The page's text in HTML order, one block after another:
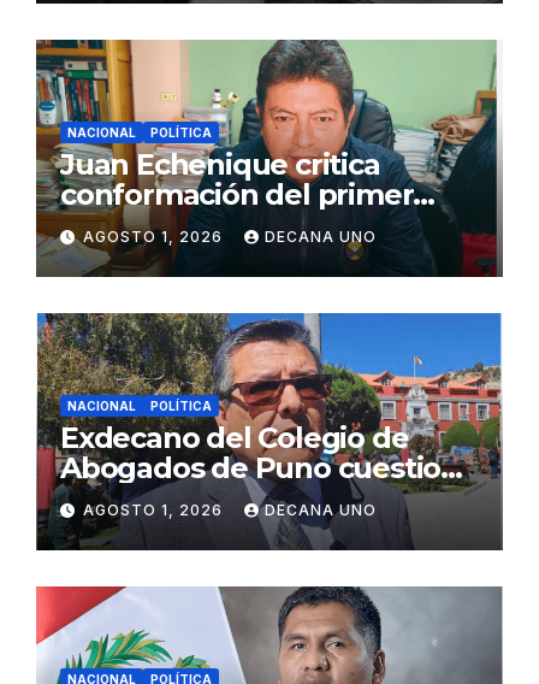
NACIONAL POLÍTICA
Juan Echenique critica
conformación del primer
gabinete ministerial de Keiko
Fujimori
AGOSTO 1, 2026 DECANA UNO
NACIONAL POLÍTICA
Exdecano del Colegio de
Abogados de Puno cuestiona
propuestas sobre seguridad
ciudadana
AGOSTO 1, 2026 DECANA UNO
NACIONAL POLÍTICA